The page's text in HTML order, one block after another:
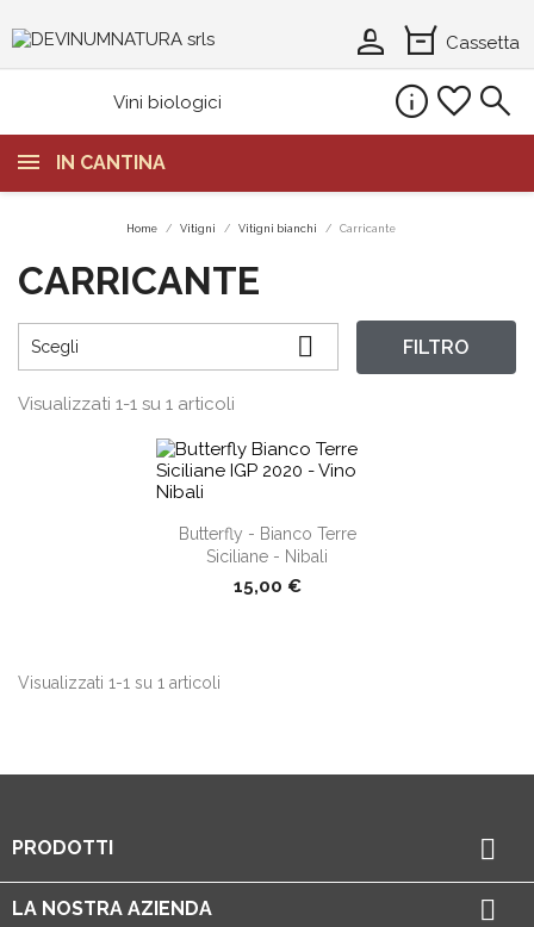
orders Cassetta
person_2
Vini biologici infofavoritesearch
IN CANTINA
Home Vitigni Vitigni bianchi Carricante
CARRICANTE
Scegli  FILTRO
Visualizzati 1-1 su 1 articoli
shopping_cart
Butterfly - Bianco Terre
Siciliane - Nibali
15,00 €
Visualizzati 1-1 su 1 articoli
PRODOTTI 
LA NOSTRA AZIENDA 